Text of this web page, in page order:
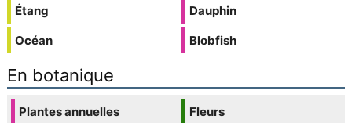
Étang
Océan
Dauphin
Blobfish
En botanique
Plantes annuelles
Fleurs